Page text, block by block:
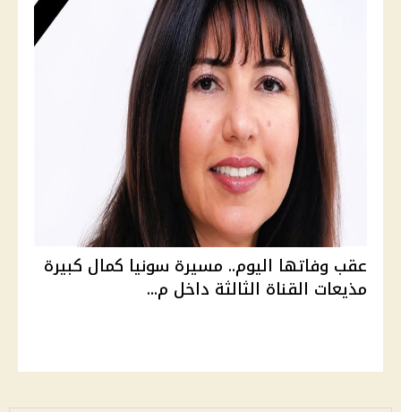
عقب وفاتها اليوم.. مسيرة سونيا كمال كبيرة
مذيعات القناة الثالثة داخل م...